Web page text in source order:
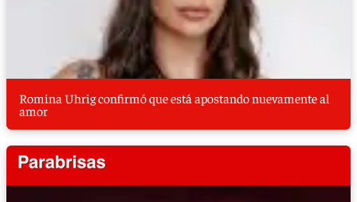
Romina Uhrig confirmó que está apostando nuevamente al
amor